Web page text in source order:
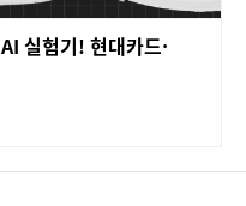
실험기! 현대카드·